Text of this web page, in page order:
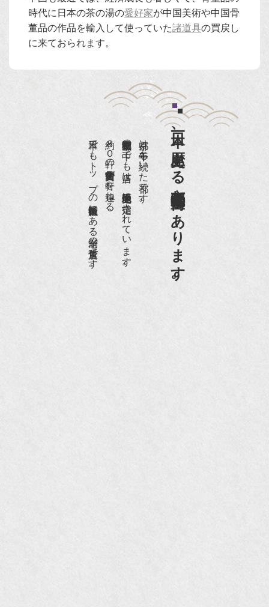
時代に日本の茶の湯の愛好家が中国美術や中国骨
董品の作品を輸入して使っていた諸道具の買戻し
に来ておられます。
日本一、歴史ある
京都祇園骨董街にあります。
京都は千年も続いた都です。
京都祇園骨董街の中でも当店は、歴史的保全地区に指定されています。
約８０軒の古美術骨董商が軒を連ねる、
日本でもトップの祇園骨董街にある老舗の骨董店です。